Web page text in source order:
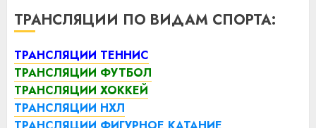
ТРАНСЛЯЦИИ ПО ВИДАМ СПОРТА:
ТРАНСЛЯЦИИ ТЕННИС
ТРАНСЛЯЦИИ ФУТБОЛ
ТРАНСЛЯЦИИ ХОККЕЙ
ТРАНСЛЯЦИИ НХЛ